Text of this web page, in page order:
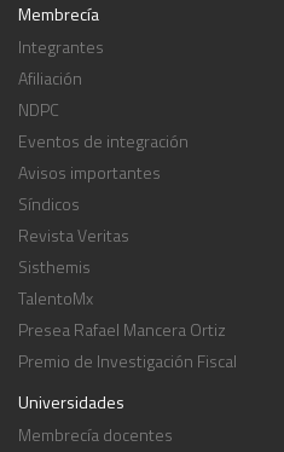
Membrecía
Integrantes
Afiliación
NDPC
Eventos de integración
Avisos importantes
Síndicos
Revista Veritas
Sisthemis
TalentoMx
Presea Rafael Mancera Ortiz
Premio de Investigación Fiscal
Universidades
Membrecía docentes